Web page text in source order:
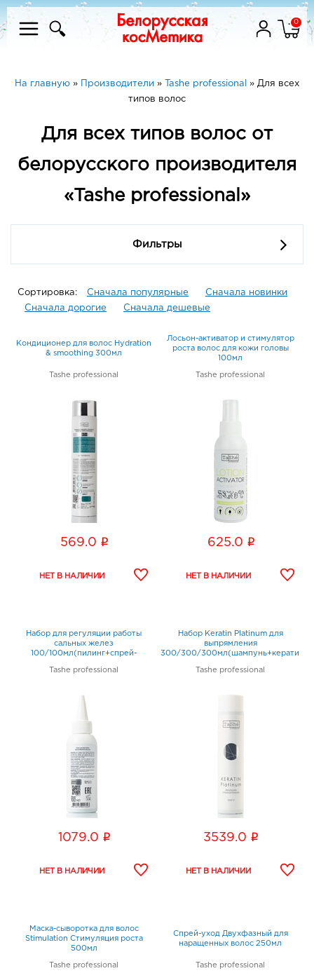
0
На главную » Производители » Tashe professional » Для всех
типов волос
Для всех типов волос от
белорусского производителя
«Tashe professional»
Фильтры
Сортировка: Сначала популярные
Сначала новинки
Сначала дорогие
Сначала дешевые
Кондиционер для волос Hydration
& smoothing 300мл
Tashe professional
569.0 i
Лосьон-активатор и стимулятор
роста волос для кожи головы
100мл
Tashe professional
625.0 i
Набор для регуляции работы
сальных желез
100/100мл(пилинг+спрей-
Tashe professional
1079.0 i
Набор Keratin Platinum для
выпрямления
300/300/300мл(шампунь+кератин
Tashe professional
3539.0 i
Маска-сыворотка для волос
Stimulation Стимуляция роста
500мл
Tashe professional
Спрей-уход Двухфазный для
наращенных волос 250мл
Tashe professional